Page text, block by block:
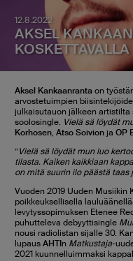
12.8.2022
AKSEL
Aksel Kankaanrantaon
arvostetuimpien
julkaisutauon jälkeen
soolosingle. Vielä sä löydät
Korhosen, Atso Soivion ja OP
”Vielä sä löydät mun luo
tilasta. Kaiken kaikkiaan
on mitä suurin ilo päästä taas
Vuoden 2019 Uuden
poikkeuksellisella
levytyssopimuksen Etenee
puhutteleva debyyttisingle
nousi radiolistan sijalle 30.
lupausAHTIn Matkustaja-
2021 kuunnelluimmaksi